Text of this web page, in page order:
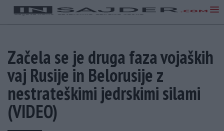
Začela se je druga faza vojaških
vaj Rusije in Belorusije z
nestrateškimi jedrskimi silami
(VIDEO)